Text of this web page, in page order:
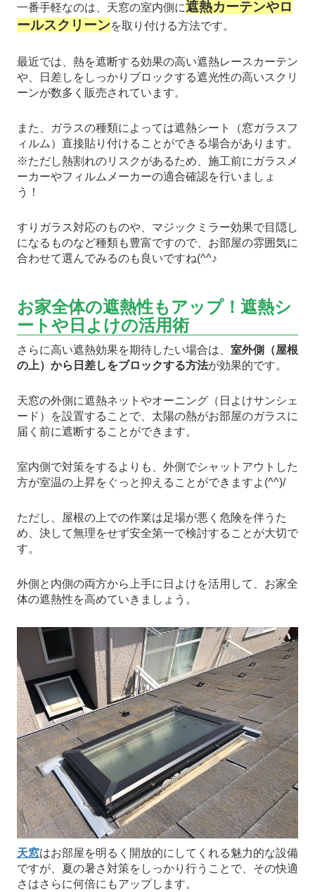
一番手軽なのは、天窓の室内側に遮熱カーテンやロ
ールスクリーンを取り付ける方法です。
最近では、熱を遮断する効果の高い遮熱レースカーテン
や、日差しをしっかりブロックする遮光性の高いスクリ
ーンが数多く販売されています。
また、ガラスの種類によっては遮熱シート（窓ガラスフ
ィルム）直接貼り付けることができる場合があります。
※ただし熱割れのリスクがあるため、施工前にガラスメ
ーカーやフィルムメーカーの適合確認を行いましょ
う！
すりガラス対応のものや、マジックミラー効果で目隠し
になるものなど種類も豊富ですので、お部屋の雰囲気に
合わせて選んでみるのも良いですね(^^♪
お家全体の遮熱性もアップ！遮熱シ
ートや日よけの活用術
さらに高い遮熱効果を期待したい場合は、 室外側（屋根
の上）から日差しをブロックする方法が効果的です。
天窓の外側に遮熱ネットやオーニング（日よけサンシェ
ード）を設置することで、太陽の熱がお部屋のガラスに
届く前に遮断することができます。
室内側で対策をするよりも、外側でシャットアウトした
方が室温の上昇をぐっと抑えることができますよ(^^)/
ただし、屋根の上での作業は足場が悪く危険を伴うた
め、決して無理をせず安全第一で検討することが大切で
す。
外側と内側の両方から上手に日よけを活用して、お家全
体の遮熱性を高めていきましょう。
天窓はお部屋を明るく開放的にしてくれる魅力的な設備
ですが、夏の暑さ対策をしっかり行うことで、その快適
さはさらに何倍にもアップします。